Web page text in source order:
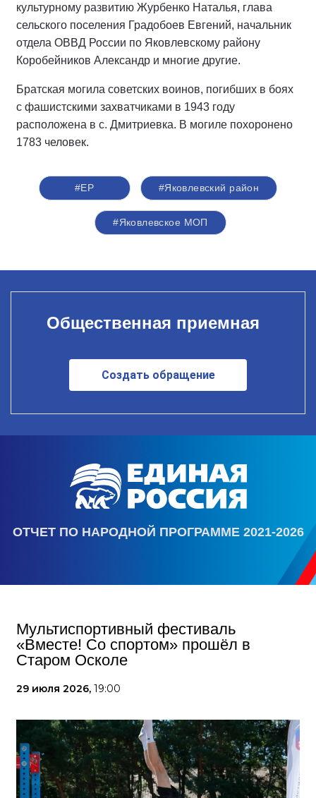
культурному развитию Журбенко Наталья, глава
сельского поселения Градобоев Евгений, начальник
отдела ОВВД России по Яковлевскому району
Коробейников Александр и многие другие.
Братская могила советских воинов, погибших в боях
с фашистскими захватчиками в 1943 году
расположена в с. Дмитриевка. В могиле похоронено
1783 человек.
#ЕР #Яковлевский район
#Яковлевское МОП
Общественная приемная
Создать обращение
ОТЧЕТ ПО НАРОДНОЙ ПРОГРАММЕ 2021-2026
Мультиспортивный фестиваль
«Вместе! Со спортом» прошёл в
Старом Осколе
29 июля 2026, 19:00